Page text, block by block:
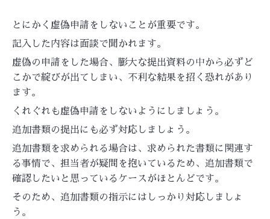
とにかく虚偽申請をしないことが重要です。
記入した内容は面談で聞かれます。
虚偽の申請をした場合、膨大な提出資料の中から必ずど
こかで綻びが出てしまい、不利な結果を招く恐れがあり
ます。
くれぐれも虚偽申請をしないようにしましょう。
追加書類の提出にも必ず対応しましょう。
追加書類を求められる場合は、求められた書類に関連す
る事情で、担当者が疑問を抱いているため、追加書類で
確認したいと思っているケースがほとんどです。
そのため、追加書類の指示にはしっかり対応しましょ
う。